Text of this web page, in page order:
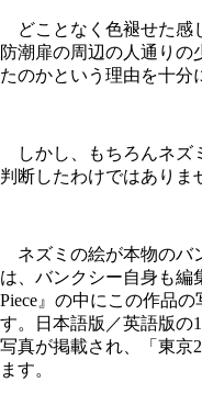
どことなく色褪せた感
防潮扉の周辺の人通りの
たのかという理由を十分
しかし、もちろんネズ
判断したわけではありま
ネズミの絵が本物のバ
は、バンクシー自身も編
Piece』の中にこの作品
す。日本語版／英語版の
写真が掲載され、「東京
ます。